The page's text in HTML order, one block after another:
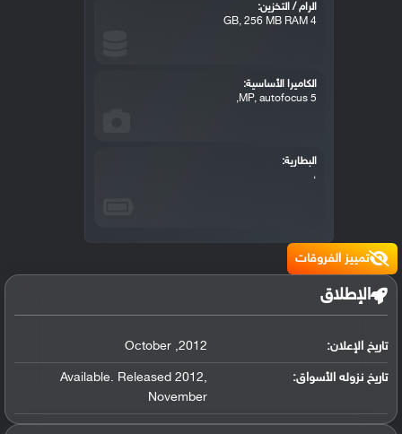
الرام / التخزين:
4 GB, 256 MB RAM
الكاميرا الأساسية:
5 MP, autofocus,
البطارية:
،
تمييز الفروقات
الإطلاق
تاريخ الإعلان: 2012
,
October
تاريخ نزوله الأسواق: Available. Released 2012,
November